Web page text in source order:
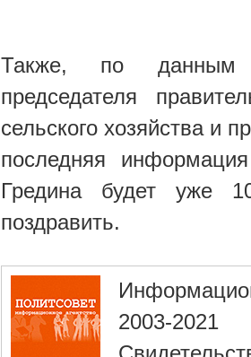
Также, по данным
председателя
сельского хозяйства и
последняя
Гредина будет уже
поздравить.
2003-2021